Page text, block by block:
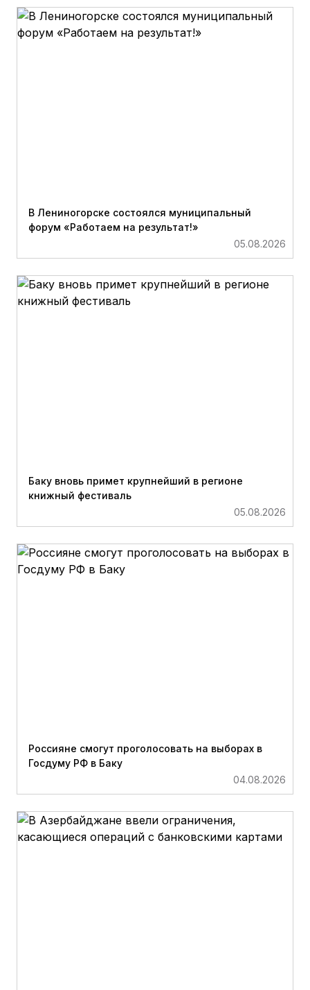
В Лениногорске состоялся муниципальный
форум «Работаем на результат!»
05.08.2026
Баку вновь примет крупнейший в регионе
книжный фестиваль
05.08.2026
Россияне смогут проголосовать на выборах в
Госдуму РФ в Баку
04.08.2026